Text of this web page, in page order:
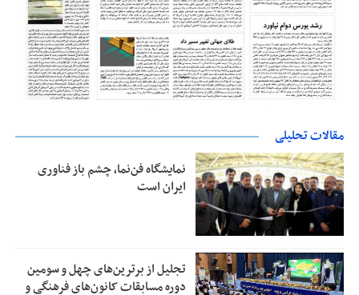
مقالات تحلیلی
نمایشگاه فن‌نما، چشم باز فناوری
ایران است
تجلیل از بر‌ترین‌های چهل و سومین
دوره مسابقات کانون‌های فرهنگی و